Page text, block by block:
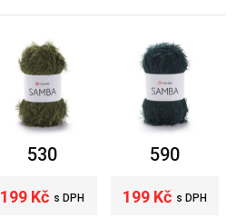
530
199 Kč s DPH
590
199 Kč s DPH